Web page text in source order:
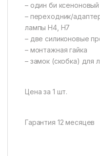
– один би
– переходник/
лампы Н4, Н7
– две силиконовые
– монтажная гайка
– замок (скобка) для
Цена за 1 шт.
Гарантия 12 месяцев